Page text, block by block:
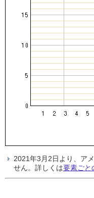
2021年3月2日より、ア
せん。詳しくは要素ごと